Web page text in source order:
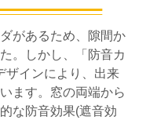
があるため、隙間か
。しかし、「防音カ
ザインにより、出来
ます。窓の両端から
な防音効果(遮音効